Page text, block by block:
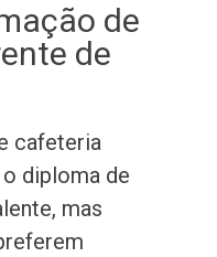
de
de
cafeteria
diploma de
mas